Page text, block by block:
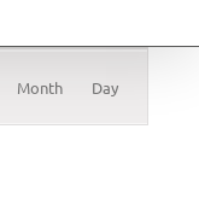
Views
Month Day